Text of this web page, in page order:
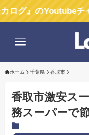
チャンネル
ホーム 千葉県 香取市
香取市激安ス
務スーパーで